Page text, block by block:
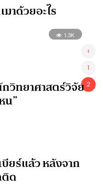
าด้วยอะไร
1.3K
วิทยาศาสตร์วิจัย
น”
ยร์แล้ว หลังจาก
ติด
‹
1
2